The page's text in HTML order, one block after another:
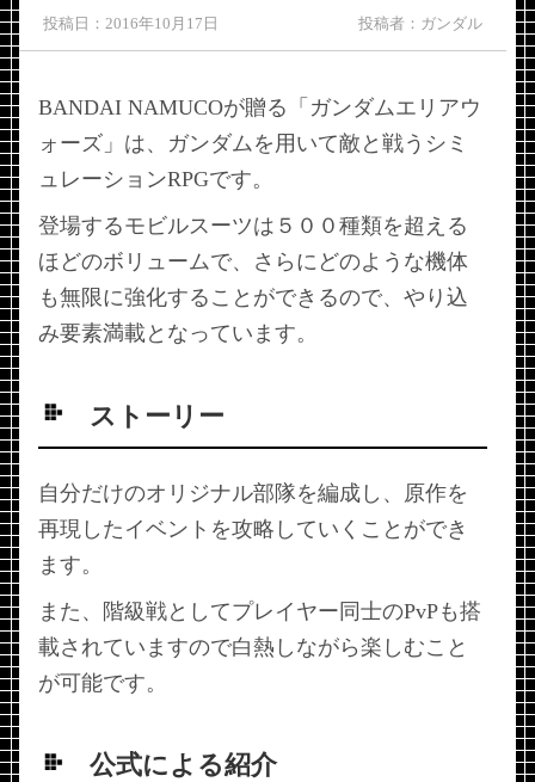
投稿日：2016年10月17日 投稿者：ガンダル
BANDAI NAMUCOが贈る「ガンダムエリアウ
ォーズ」は、ガンダムを用いて敵と戦うシミ
ュレーションRPGです。
登場するモビルスーツは５００種類を超える
ほどのボリュームで、さらにどのような機体
も無限に強化することができるので、やり込
み要素満載となっています。
ストーリー
自分だけのオリジナル部隊を編成し、原作を
再現したイベントを攻略していくことができ
ます。
また、階級戦としてプレイヤー同士のPvPも搭
載されていますので白熱しながら楽しむこと
が可能です。
公式による紹介